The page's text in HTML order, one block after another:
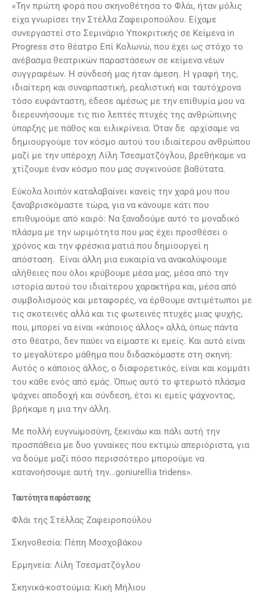
«Την πρώτη φορά που σκηνοθέτησα το Φλάι, ήταν μόλις
είχα γνωρίσει την Στέλλα Ζαφειροπούλου. Είχαμε
συνεργαστεί στο Σεμινάριο Υποκριτικής σε Κείμενα in
Progress στο θέατρο Επί Κολωνώ, που έχει ως στόχο το
ανέβασμα θεατρικών παραστάσεων σε κείμενα νέων
συγγραφέων. Η σύνδεσή μας ήταν άμεση. Η γραφή της,
ιδιαίτερη και συναρπαστική, ρεαλιστική και ταυτόχρονα
τόσο ευφάνταστη, έδεσε αμέσως με την επιθυμία μου να
διερευνήσουμε τις πιο λεπτές πτυχές της ανθρώπινης
ύπαρξης με πάθος και ειλικρίνεια. Όταν δε αρχίσαμε να
δημιουργούμε τον κόσμο αυτού του ιδιαίτερου ανθρώπου
μαζί με την υπέροχη Λίλη Τσεσματζόγλου, βρεθήκαμε να
χτίζουμε έναν κόσμο που μας συγκινούσε βαθύτατα.
Εύκολα λοιπόν καταλαβαίνει κανείς την χαρά μου που
ξαναβρισκόμαστε τώρα, για να κάνουμε κάτι που
επιθυμούμε από καιρό: Να ξαναδούμε αυτό το μοναδικό
πλάσμα με την ωριμότητα που μας έχει προσθέσει ο
χρόνος και την φρέσκια ματιά που δημιουργεί η
απόσταση. Είναι άλλη μια ευκαιρία να ανακαλύψουμε
αλήθειες που όλοι κρύβουμε μέσα μας, μέσα από την
ιστορία αυτού του ιδιαίτερου χαρακτήρα και, μέσα από
συμβολισμούς και μεταφορές, να έρθουμε αντιμέτωποι με
τις σκοτεινές αλλά και τις φωτεινές πτυχές μιας ψυχής,
που, μπορεί να είναι «κάποιος άλλος» αλλά, όπως πάντα
στο θέατρο, δεν παύει να είμαστε κι εμείς. Και αυτό είναι
το μεγαλύτερο μάθημα που διδασκόμαστε στη σκηνή:
Αυτός ο κάποιος άλλος, ο διαφορετικός, είναι και κομμάτι
του κάθε ενός από εμάς. Όπως αυτό το φτερωτό πλάσμα
ψάχνει αποδοχή και σύνδεση, έτσι κι εμείς ψάχνοντας,
βρήκαμε η μια την άλλη.
Με πολλή ευγνωμοσύνη, ξεκινάω και πάλι αυτή την
προσπάθεια με δυο γυναίκες που εκτιμώ απεριόριστα, για
να δούμε μαζί πόσο περισσότερο μπορούμε να
κατανοήσουμε αυτή την…goniurellia tridens».
Ταυτότητα παράστασης
Φλάι της Στέλλας Ζαφειροπούλου
Σκηνοθεσία: Πέπη Μοσχοβάκου
Ερμηνεία: Λίλη Τσεσματζόγλου
Σκηνικά-κοστούμια: Κική Μήλιου